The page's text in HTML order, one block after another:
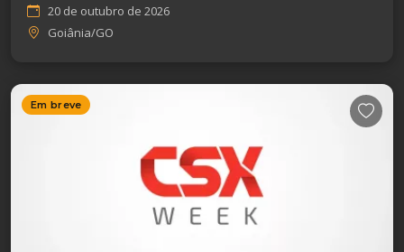
20 de outubro de 2026
Goiânia/GO
Em breve